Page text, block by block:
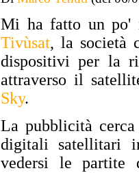
Mi ha fatto un po'
Tivùsat, la società
dispositivi per la
attraverso il
Sky.
La pubblicità
digitali satellitari
vedersi le partite